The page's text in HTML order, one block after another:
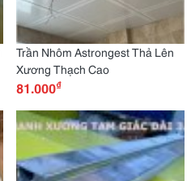
Trần Nhôm Astrongest Thả Lên
Xương Thạch Cao
81.000₫